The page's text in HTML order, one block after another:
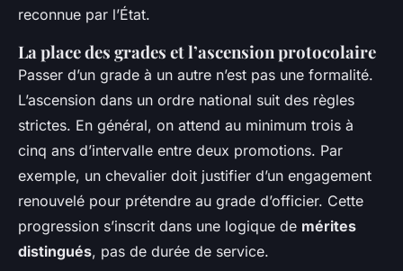
reconnue par l’État.
La place des grades et l’ascension protocolaire
Passer d’un grade à un autre n’est pas une formalité.
L’ascension dans un ordre national suit des règles
strictes. En général, on attend au minimum trois à
cinq ans d’intervalle entre deux promotions. Par
exemple, un chevalier doit justifier d’un engagement
renouvelé pour prétendre au grade d’officier. Cette
progression s’inscrit dans une logique de mérites
distingués, pas de durée de service.